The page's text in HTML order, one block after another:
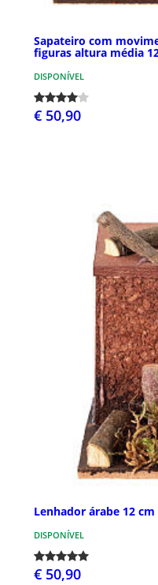
Sapateiro com
figuras altura média
DISPONÍVEL
€ 50,90
Lenhador árabe 12
DISPONÍVEL
€ 50,90